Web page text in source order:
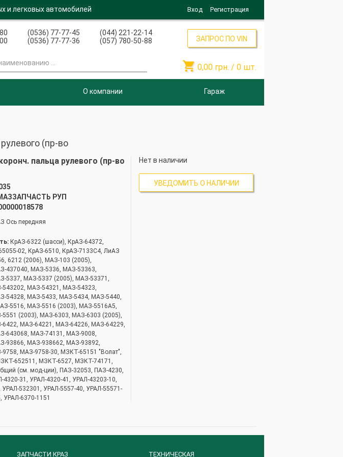
и легковых автомобилей Вход Регистрация
(0536) 77-77-45
(0536) 77-77-36
(044) 221-22-14
(057) 780-50-88
ЗАПРОС ПО VIN
 0,00 грн. / 0 шт.
О компании Гараж
(пр-во
пальца рулевого (пр-во
РУП
Ось передняя
КрАЗ-6322 (шасси), КрАЗ-64372,
02, КрАЗ-6510, КрАЗ-7133С4, ЛиАЗ
6212 (2006), МАЗ-103 (2005),
437040, МАЗ-5336, МАЗ-53363,
5337, МАЗ-5337 (2005), МАЗ-53371,
МАЗ-54321, МАЗ-54323,
54328, МАЗ-5433, МАЗ-5434, МАЗ-5440,
5516, МАЗ-5516 (2003), МАЗ-5516А5,
(2003), МАЗ-6303, МАЗ-6303 (2005),
МАЗ-64221, МАЗ-64226, МАЗ-64229,
643068, МАЗ-74131, МАЗ-9008,
93866, МАЗ-938662, МАЗ-93892,
МАЗ-9758-30, МЗКТ-65151 "Волат",
652511, МЗКТ-6527, МЗКТ-74171,
(см. мод-ции), ПАЗ-32053, ПАЗ-4230,
4320-31, УРАЛ-4320-41, УРАЛ-43203-10,
УРАЛ-532301, УРАЛ-5557-40, УРАЛ-55571-
УРАЛ-6370-1151
Нет в наличии
УВЕДОМИТЬ О НАЛИЧИИ
ЗАПЧАСТИ КРАЗ ТЕХНИЧЕСКАЯ